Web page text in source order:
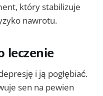
który stabilizuje
nawrotu.
leczenie
i ją pogłębiać.
sen na pewien